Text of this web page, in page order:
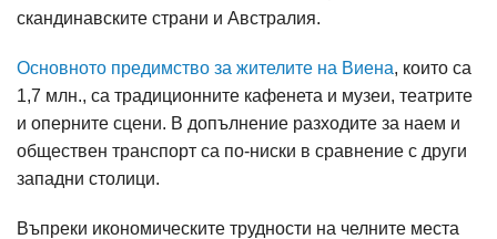
скандинавските страни и Австралия.
Основното предимство за жителите на Виена, които са
1,7 млн., са традиционните кафенета и музеи, театрите
и оперните сцени. В допълнение разходите за наем и
обществен транспорт са по-ниски в сравнение с други
западни столици.
Въпреки икономическите трудности на челните места